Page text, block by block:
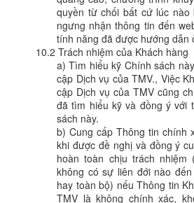
quyền từ chối bất cứ lúc nào
ngưng nhận thông tin đến
tính năng đã được hướng dẫn
10.2 Trách nhiệm của Khách hàng
a) Tìm hiểu kỹ Chính sách
cập Dịch vụ của TMV., Việc
cập Dịch vụ của TMV cũng
đã tìm hiểu kỹ và đồng ý với
sách này.
b) Cung cấp Thông tin chính
khi được đề nghị và đồng ý
hoàn toàn chịu trách nhiệm
không có sự liên đới nào
hay toàn bộ) nếu Thông tin
TMV là không chính xác,